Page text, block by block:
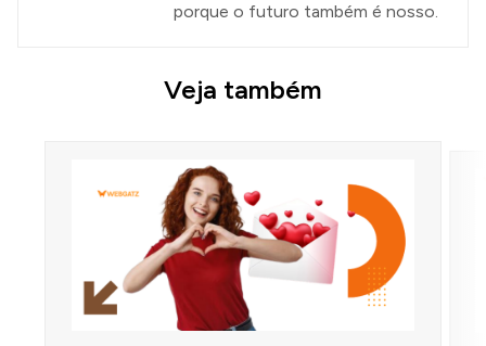
porque o futuro também é nosso.
Veja também